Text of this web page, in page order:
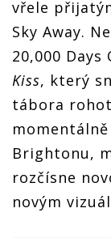
vřele
Sky Away.
20,000
Kiss, který
tábora
Brightonu,
rozčísne
novým